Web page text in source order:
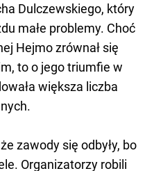
Dulczewskiego, który
małe problemy. Choć
Hejmo zrównał się
to o jego triumfie w
większa liczba
zawody się odbyły, bo
Organizatorzy robili